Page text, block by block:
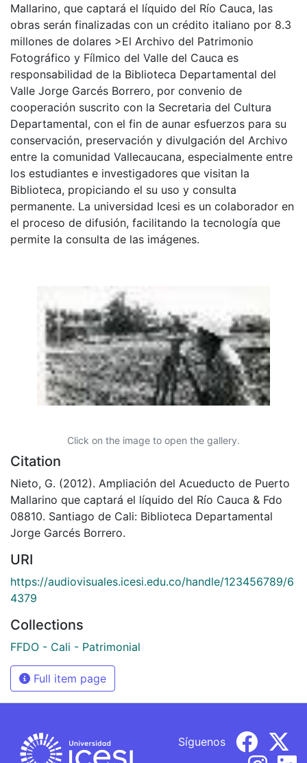
Mallarino, que captará el líquido del Río Cauca, las
obras serán finalizadas con un crédito italiano por 8.3
millones de dolares >El Archivo del Patrimonio
Fotográfico y Fílmico del Valle del Cauca es
responsabilidad de la Biblioteca Departamental del
Valle Jorge Garcés Borrero, por convenio de
cooperación suscrito con la Secretaria del Cultura
Departamental, con el fin de aunar esfuerzos para su
conservación, preservación y divulgación del Archivo
entre la comunidad Vallecaucana, especialmente entre
los estudiantes e investigadores que visitan la
Biblioteca, propiciando el su uso y consulta
permanente. La universidad Icesi es un colaborador en
el proceso de difusión, facilitando la tecnología que
permite la consulta de las imágenes.
Click on the image to open the gallery.
Citation
Nieto, G. (2012). Ampliación del Acueducto de Puerto
Mallarino que captará el líquido del Río Cauca & Fdo
08810. Santiago de Cali: Biblioteca Departamental
Jorge Garcés Borrero.
URI
https://audiovisuales.icesi.edu.co/handle/123456789/6
4379
Collections
FFDO - Cali - Patrimonial
Full item page
Síguenos